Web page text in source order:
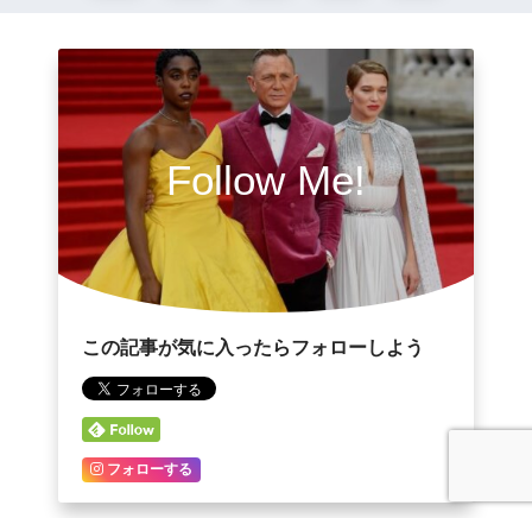
Follow Me!
この記事が気に入ったらフォローしよう
フォローする